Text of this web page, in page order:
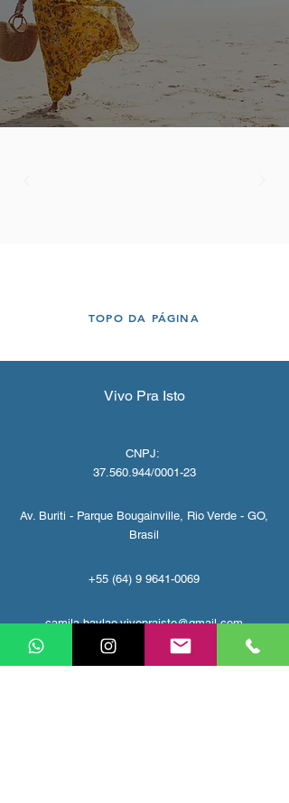
TOPO DA PÁGINA
Vivo Pra Isto
CNPJ:
37.560.944/0001-23
Av. Buriti - Parque Bougainville, Rio Verde - GO,
Brasil
+55 (64) 9 9641-0069
camila.baylao.vivopraisto@gmail.com
Política de privacidade